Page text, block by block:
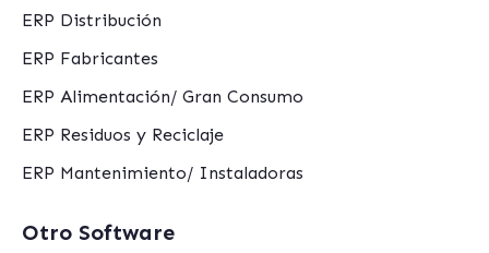
ERP Distribución
ERP Fabricantes
ERP Alimentación/ Gran Consumo
ERP Residuos y Reciclaje
ERP Mantenimiento/ Instaladoras
Otro Software